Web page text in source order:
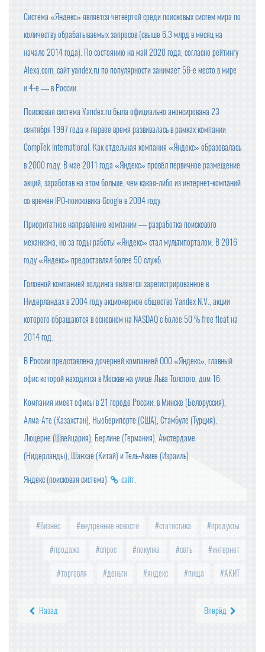
Система «Яндекс» является четвёртой среди поисковых систем мира по
количеству обрабатываемых запросов (свыше 6,3 млрд в месяц на
начало 2014 года). По состоянию на май 2020 года, согласно рейтингу
Alexa.com, сайт yandex.ru по популярности занимает 56-е место в мире
и 4-е — в России.
Поисковая система Yandex.ru была официально анонсирована 23
сентября 1997 года и первое время развивалась в рамках компании
CompTek International. Как отдельная компания «Яндекс» образовалась
в 2000 году. В мае 2011 года «Яндекс» провёл первичное размещение
акций, заработав на этом больше, чем какая-либо из интернет-компаний
со времён IPO-поисковика Google в 2004 году.
Приоритетное направление компании — разработка поискового
механизма, но за годы работы «Яндекс» стал мультипорталом. В 2016
году «Яндекс» предоставлял более 50 служб.
Головной компанией холдинга является зарегистрированное в
Нидерландах в 2004 году акционерное общество Yandex N.V., акции
которого обращаются в основном на NASDAQ с более 50 % free float на
2014 год.
В России представлена дочерней компанией ООО «Яндекс», главный
офис которой находится в Москве на улице Льва Толстого, дом 16.
Компания имеет офисы в 21 городе России, в Минске (Белоруссия),
Алма-Ате (Казахстан), Ньюберипорте (США), Стамбуле (Турция),
Люцерне (Швейцария), Берлине (Германия), Амстердаме
(Нидерланды), Шанхае (Китай) и Тель-Авиве (Израиль).
Яндекс (поисковая система): сайт.
бизнес внутренние новости статистика продукты
продажа спрос покупка сеть интернет
торговля деньги яндекс пища АКИТ
Назад Вперёд